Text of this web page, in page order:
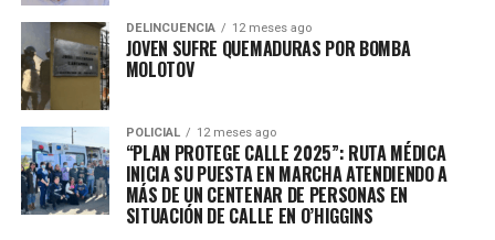
DELINCUENCIA 12 meses ago
JOVEN SUFRE QUEMADURAS POR BOMBA
MOLOTOV
POLICIAL 12 meses ago
“PLAN PROTEGE CALLE 2025”: RUTA MÉDICA
INICIA SU PUESTA EN MARCHA ATENDIENDO A
MÁS DE UN CENTENAR DE PERSONAS EN
SITUACIÓN DE CALLE EN O’HIGGINS